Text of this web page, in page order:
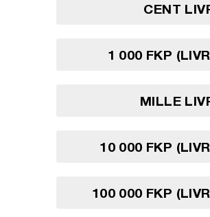
CENT
1 000 FKP
MILLE
10 000 FKP
100 000 FKP